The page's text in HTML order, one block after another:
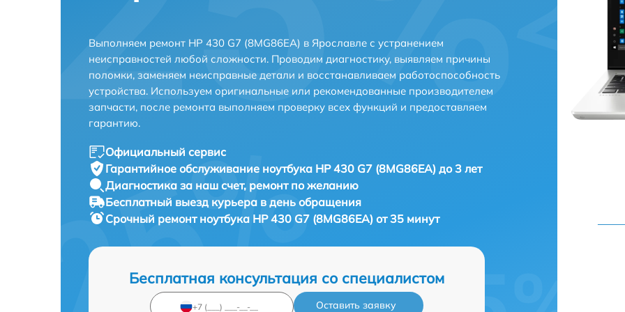
Выполняем ремонт HP 430 G7 (8MG86EA) в Ярославле с устранением
неисправностей любой сложности. Проводим диагностику, выявляем причины
поломки, заменяем неисправные детали и восстанавливаем работоспособность
устройства. Используем оригинальные или рекомендованные производителем
запчасти, после ремонта выполняем проверку всех функций и предоставляем
гарантию.
Официальный сервис
Гарантийное обслуживание ноутбука HP 430 G7 (8MG86EA) до 3 лет
Диагностика за наш счет, ремонт по желанию
Бесплатный выезд курьера в день обращения
Срочный ремонт ноутбука HP 430 G7 (8MG86EA) от 35 минут
Бесплатная консультация со специалистом
Оставить заявку